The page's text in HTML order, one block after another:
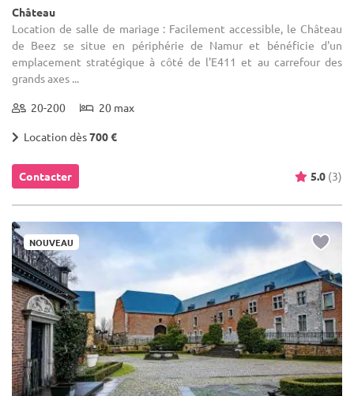
Château
Location de salle de mariage : Facilement accessible, le Château
de Beez se situe en périphérie de Namur et bénéficie d'un
emplacement stratégique à côté de l'E411 et au carrefour des
grands axes ...
20-200 20 max
Location dès700 €
Contacter 5.0 (3)
NOUVEAU